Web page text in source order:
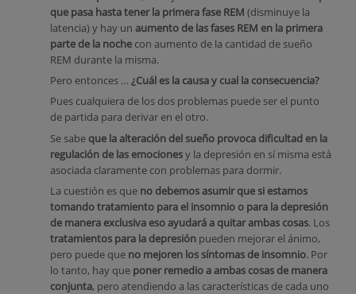
que pasa hasta tener la primera fase REM (disminuye la
latencia) y hay un aumento de las fases REM en la primera
parte de la noche con aumento de la cantidad de sueño
REM durante la misma.
Pero entonces … ¿Cuál es la causa y cual la consecuencia?
Pues cualquiera de los dos problemas puede ser el punto
de partida para derivar en el otro.
Se sabe que la alteración del sueño provoca dificultad en la
regulación de las emocionesy la depresión en sí misma está
asociada claramente con problemas para dormir.
La cuestión es que no debemos asumir que si estamos
tomando tratamiento para el insomnio o para la depresión
de manera exclusiva eso ayudará a quitar ambas cosas. Los
tratamientos para la depresión pueden mejorar el ánimo,
pero puede que no mejoren los síntomas de insomnio. Por
lo tanto, hay que poner remedio a ambas cosas de manera
conjunta, pero atendiendo a las características de cada uno